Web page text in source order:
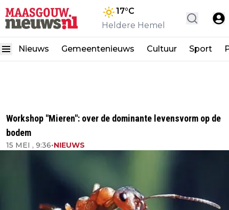
17°C
Heldere Hemel
Nieuws Gemeentenieuws Cultuur Sport
Workshop "Mieren": over de dominante levensvorm op de
bodem
15 MEI , 9:36•NIEUWS